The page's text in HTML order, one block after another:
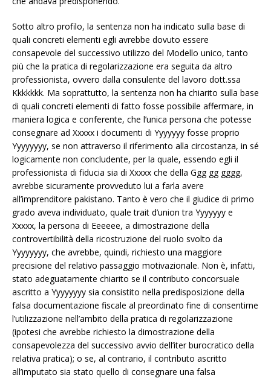
Sotto altro profilo, la sentenza non ha indicato sulla base di
quali concreti elementi egli avrebbe dovuto essere
consapevole del successivo utilizzo del Modello unico, tanto
più che la pratica di regolarizzazione era seguita da altro
professionista, ovvero dalla consulente del lavoro dott.ssa
Kkkkkkk. Ma soprattutto, la sentenza non ha chiarito sulla base
di quali concreti elementi di fatto fosse possibile affermare, in
maniera logica e conferente, che l’unica persona che potesse
consegnare ad Xxxxx i documenti di Yyyyyyy fosse proprio
Yyyyyyyy, se non attraverso il riferimento alla circostanza, in sé
logicamente non concludente, per la quale, essendo egli il
professionista di fiducia sia di Xxxxx che della Ggg gg gggg,
avrebbe sicuramente provveduto lui a farla avere
all’imprenditore pakistano. Tanto è vero che il giudice di primo
grado aveva individuato, quale trait d’union tra Yyyyyyy e
Xxxxx, la persona di Eeeeee, a dimostrazione della
controvertibilità della ricostruzione del ruolo svolto da
Yyyyyyyy, che avrebbe, quindi, richiesto una maggiore
precisione del relativo passaggio motivazionale. Non è, infatti,
stato adeguatamente chiarito se il contributo concorsuale
ascritto a Yyyyyyyy sia consistito nella predisposizione della
falsa documentazione fiscale al preordinato fine di consentirne
l’utilizzazione nell’ambito della pratica di regolarizzazione
(ipotesi che avrebbe richiesto la dimostrazione della
consapevolezza del successivo avvio dell’iter burocratico della
relativa pratica); o se, al contrario, il contributo ascritto
all’imputato sia stato quello di consegnare una falsa